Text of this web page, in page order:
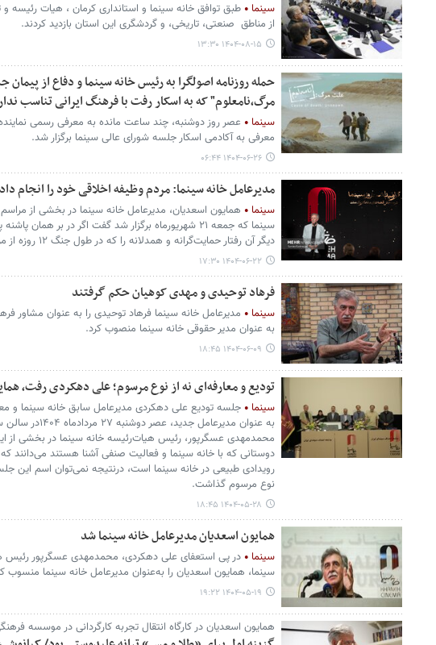
سینما
طبق توافق خانه سینما و استانداری کرمان ، هیات رئیسه و
از مناطق صنعتی، تاریخی، و گردشگری این استان بازدید کردند.
۱۴۰۴-۰۸-۱۵ ۱۳:۳۰
حمله روزنامه اصولگرا به رئیس خانه سینما و دفاع از
مرگ،نامعلوم" که به اسکار رفت با فرهنگ ایرانی تناسب
سینما
عصر روز دوشنبه، چند ساعت مانده به معرفی رسمی
معرفی به آکادمی اسکار جلسه شورای عالی سینما برگزار شد.
۱۴۰۴-۰۶-۲۶ ۰۶:۴۴
مدیرعامل خانه سینما: مردم وظیفه اخلاقی خود را انجام
سینما
همایون اسعدیان، مدیرعامل خانه سینما در بخشی از
سینما که جمعه ۲۱ شهریورماه برگزار شد گفت اگر در بر
دیگر آن رفتار حمایت‌گرانه و همدلانه را که در طول جنگ ۱۲ روزه از مردم دیدند نخواهند دید.
۱۴۰۴-۰۶-۲۲ ۱۷:۳۰
فرهاد توحیدی و مهدی کوهیان حکم گرفتند
سینما
مدیرعامل خانه سینما فرهاد توحیدی را به عنوان مشاور
به عنوان مدیر حقوقی خانه سینما منصوب کرد.
۱۴۰۴-۰۶-۰۹ ۱۸:۴۵
تودیع و معارفه‌ای نه از نوع مرسوم؛ علی دهکردی رفت،
سینما
جلسه تودیع علی دهکردی مدیرعامل سابق خانه سینما و
به عنوان مدیرعامل
محمدمهدی عسگرپور، رئیس هیات‌رئیسه خانه سینما در بخشی از
دوستانی که با خانه سینما و فعالیت صنفی آشنا هستند می‌دانند که
رویدادی طبیعی در خانه سینما است، درنتیجه نمی‌توان اسم این
نوع مرسوم گذاشت.
۱۴۰۴-۰۵-۲۸ ۱۸:۴۵
همایون اسعدیان مدیرعامل خانه سینما شد
سینما
در پی استعفای علی دهکردی، محمدمهدی عسگرپور رئیس
سینما، همایون اسعدیان را به‌عنوان مدیرعامل خانه سینما منسوب
۱۴۰۴-۰۵-۱۹ ۱۹:۲۲
همایون اسعدیان در کارگاه انتقال تجربه کارگردانی در موسسه